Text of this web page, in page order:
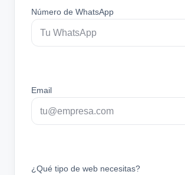
Número de WhatsApp
Email
¿Qué tipo de web necesitas?